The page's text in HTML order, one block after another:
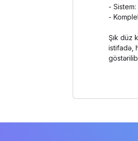
- Sistem:
-
Şık düz
istifadə,